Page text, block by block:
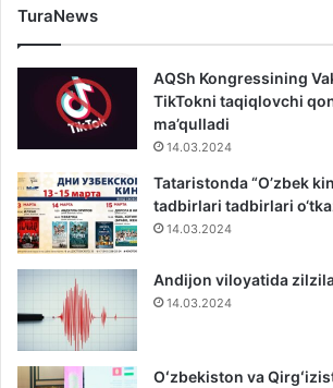
TuraNews
AQSh Kongressining
TikTokni taqiqlovchi
ma’qulladi
14.03.2024
Tataristonda “O’zbek
tadbirlari tadbirlari
14.03.2024
Andijon viloyatida
14.03.2024
Oʻzbekiston va